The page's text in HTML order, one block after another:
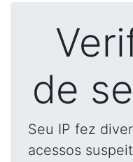
de
Seu IP fez
acessos